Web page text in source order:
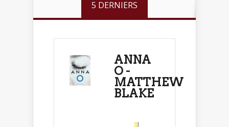
5 DERNIERS
ANNA
O -
MATTHEW
BLAKE